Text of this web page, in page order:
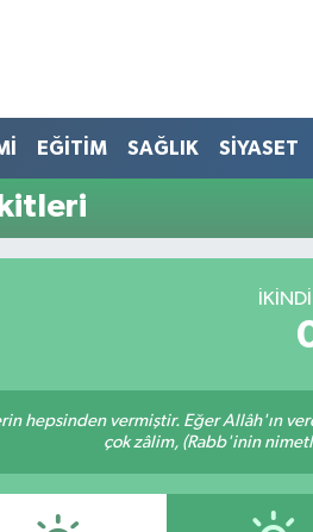
EĞİTİM SAĞLIK SİYASET
hepsinden vermiştir. Eğer Allâh'ın
çok zâlim, (Rabb'inin